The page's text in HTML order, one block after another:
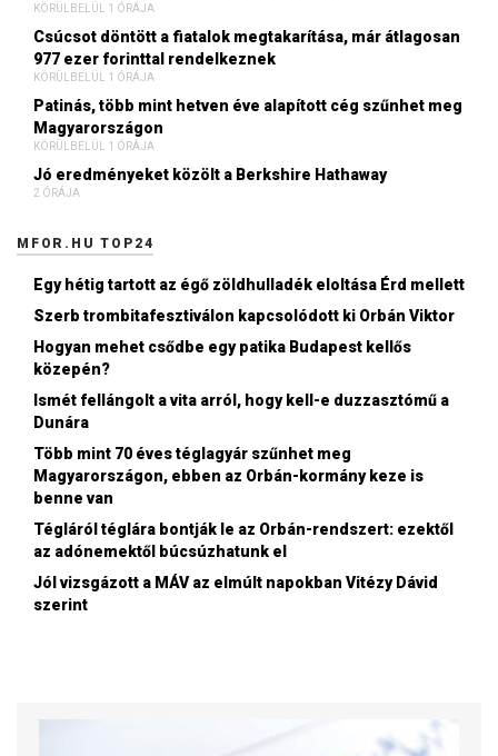
KÖRÜLBELÜL 1 ÓRÁJA
Csúcsot döntött a fiatalok megtakarítása, már átlagosan
977 ezer forinttal rendelkeznek
KÖRÜLBELÜL 1 ÓRÁJA
Patinás, több mint hetven éve alapított cég szűnhet meg
Magyarországon
KÖRÜLBELÜL 1 ÓRÁJA
Jó eredményeket közölt a Berkshire Hathaway
2 ÓRÁJA
MFOR.HU TOP24
Egy hétig tartott az égő zöldhulladék eloltása Érd mellett
Szerb trombitafesztiválon kapcsolódott ki Orbán Viktor
Hogyan mehet csődbe egy patika Budapest kellős
közepén?
Ismét fellángolt a vita arról, hogy kell-e duzzasztómű a
Dunára
Több mint 70 éves téglagyár szűnhet meg
Magyarországon, ebben az Orbán-kormány keze is
benne van
Tégláról téglára bontják le az Orbán-rendszert: ezektől
az adónemektől búcsúzhatunk el
Jól vizsgázott a MÁV az elmúlt napokban Vitézy Dávid
szerint